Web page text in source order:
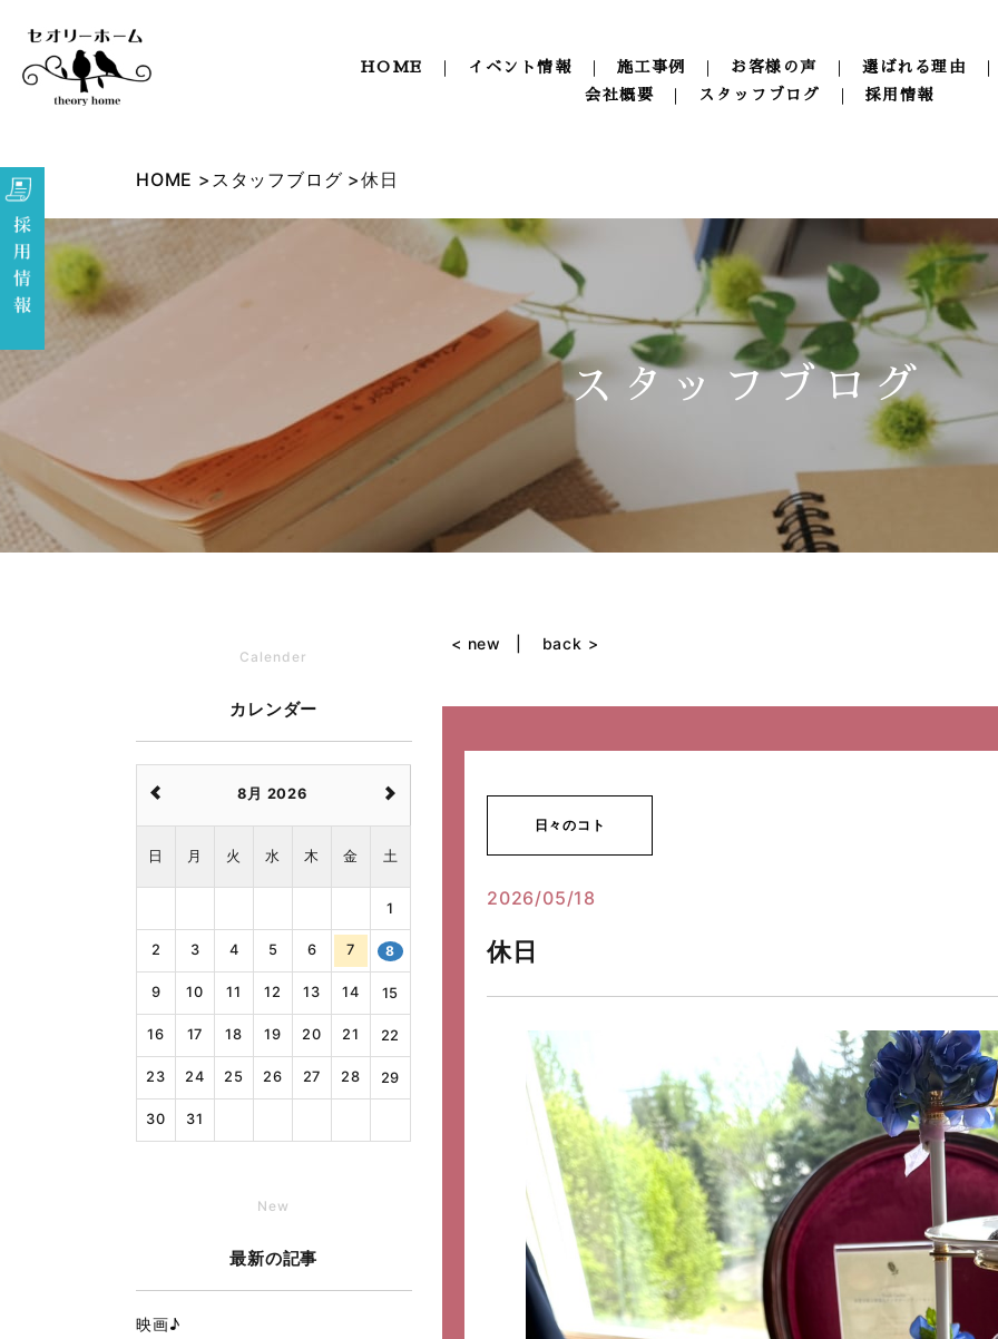
HOME イベント情報 施工事例 お客様の声
選ばれる理由
会社概要
スタッフブログ 採用情報
HOME スタッフブログ 休日
スタッフブログ
< new back >
日々のコト
2026/05/18
休日
Calender
カレンダー
8月 2026
日 月 火 水 木 金 土
1
2 3 4 5 6 7 8
9 10 11 12 13 14 15
16 17 18 19 20 21 22
23 24 25 26 27 28 29
30 31
New
最新の記事
映画♪